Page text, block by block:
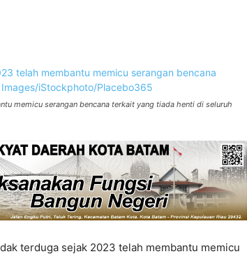
memicu serangan bencana terkait yang tiada henti di seluruh
terduga sejak 2023 telah membantu memicu